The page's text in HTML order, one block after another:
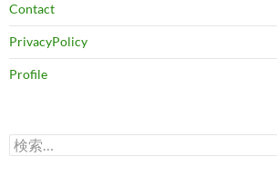
Contact
PrivacyPolicy
Profile
検
索: